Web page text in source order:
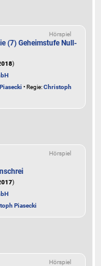
Hörspiel
(7) Geheimstufe Null-
)
• Regie:Christoph
Hörspiel
)
Piasecki
Hörspiel